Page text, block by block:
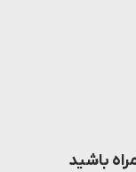
باشید